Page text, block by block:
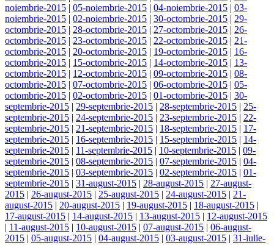
noiembrie-2015 | 05-noiembrie-2015 | 04-noiembrie-2015 | 03-
noiembrie-2015 | 02-noiembrie-2015 | 30-octombrie-2015 | 29-
octombrie-2015 | 28-octombrie-2015 | 27-octombrie-2015 | 26-
octombrie-2015 | 23-octombrie-2015 | 22-octombrie-2015 | 21-
octombrie-2015 | 20-octombrie-2015 | 19-octombrie-2015 | 16-
octombrie-2015 | 15-octombrie-2015 | 14-octombrie-2015 | 13-
octombrie-2015 | 12-octombrie-2015 | 09-octombrie-2015 | 08-
octombrie-2015 | 07-octombrie-2015 | 06-octombrie-2015 | 05-
octombrie-2015 | 02-octombrie-2015 | 01-octombrie-2015 | 30-
septembrie-2015 | 29-septembrie-2015 | 28-septembrie-2015 | 25-
septembrie-2015 | 24-septembrie-2015 | 23-septembrie-2015 | 22-
septembrie-2015 | 21-septembrie-2015 | 18-septembrie-2015 | 17-
septembrie-2015 | 16-septembrie-2015 | 15-septembrie-2015 | 14-
septembrie-2015 | 11-septembrie-2015 | 10-septembrie-2015 | 09-
septembrie-2015 | 08-septembrie-2015 | 07-septembrie-2015 | 04-
septembrie-2015 | 03-septembrie-2015 | 02-septembrie-2015 | 01-
septembrie-2015 | 31-august-2015 | 28-august-2015 | 27-august-
2015 | 26-august-2015 | 25-august-2015 | 24-august-2015 | 21-
august-2015 | 20-august-2015 | 19-august-2015 | 18-august-2015 |
17-august-2015 | 14-august-2015 | 13-august-2015 | 12-august-2015
| 11-august-2015 | 10-august-2015 | 07-august-2015 | 06-august-
2015 | 05-august-2015 | 04-august-2015 | 03-august-2015 | 31-iulie-